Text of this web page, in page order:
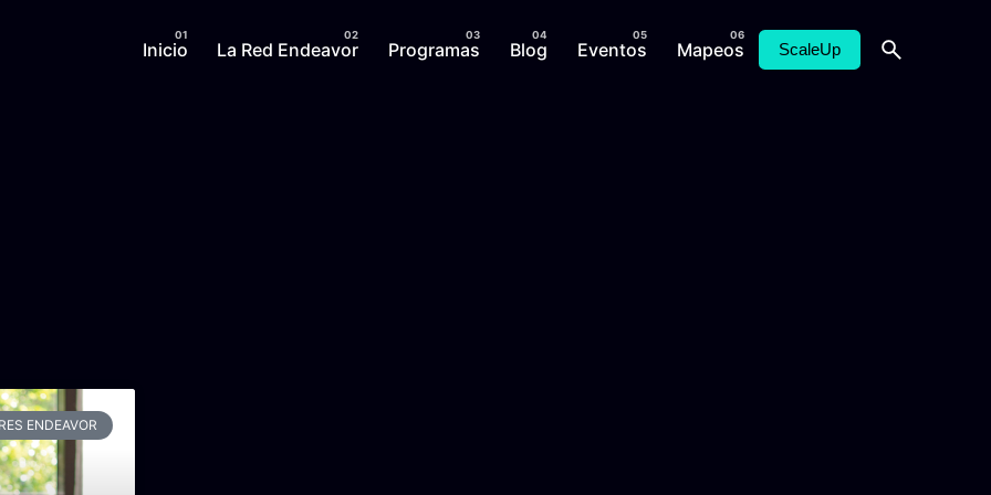
Inicio La Red Endeavor Programas Blog Eventos Mapeos ScaleUp
ENDEAVOR